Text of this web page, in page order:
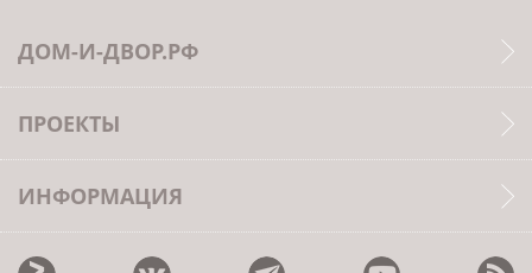
ДОМ-И-ДВОР.РФ
ПРОЕКТЫ
ИНФОРМАЦИЯ